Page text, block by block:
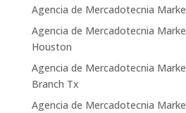
Agencia de Mercadotecnia
Agencia de Mercadotecnia
Houston
Agencia de Mercadotecnia
Branch Tx
Agencia de Mercadotecnia